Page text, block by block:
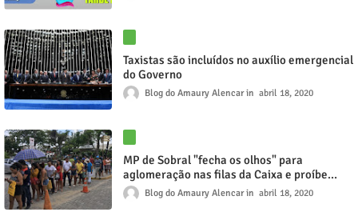
Taxistas são incluídos no auxílio emergencial
do Governo
Blog do Amaury Alencar abril 18, 2020
MP de Sobral "fecha os olhos" para
aglomeração nas filas da Caixa e proíbe
carreatas
Blog do Amaury Alencar abril 18, 2020